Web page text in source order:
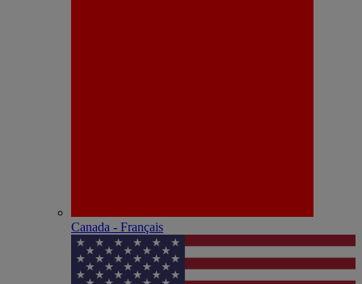
Canada - Français